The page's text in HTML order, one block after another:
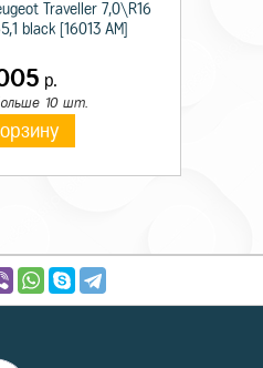
Traveller 7,0\R16
black [16013 AM]
р.
10 шт.